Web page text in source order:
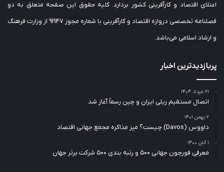
اعتلای اقتصاد و کارآفرینی کشور بردارد. کلیه حقوق این صفحه متعلق به دو
فصلنامه تخصصی دروازه اقتصاد و کارآفرینی با شماره مجوز 92147 از وزارت فرهنگ
و ارشاد اسلامی می‌باشد.
پربازدیدترین اخبار
۲۱ خرداد ۱۴۰۴
اتصال مستقیم ریلی ایران و چین رسماً آغاز شد
۲ بهمن ۱۴۰۱
داووس (Davos) چیست؟ میز مذاکره مجمع جهانی اقتصاد
۱ آبان ۱۴۰۰
معرفی فورچون جهانی ۵۰۰ و رتبه بندی ۵۰۰ شرکت برتر جهان